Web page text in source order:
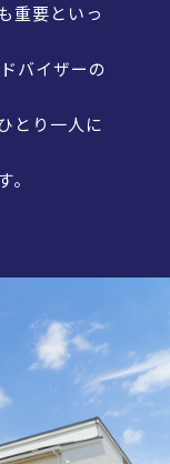
重要といっ
バイザーの
とり一人に